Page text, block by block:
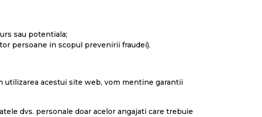
sau potentiala;
persoane in scopul prevenirii fraudei).
acestui site web, vom mentine garantii
dvs. personale doar acelor angajati care trebuie